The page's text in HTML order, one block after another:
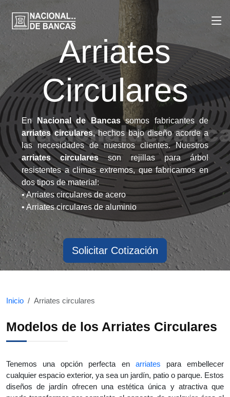
Arriates
Circulares
En Nacional de Bancassomos fabricantes de
arriates circulares, hechos bajo diseño acorde a
las necesidades de nuestros clientes. Nuestros
arriates circularesson rejillas para árbol
resistentes a climas extremos, que fabricamos en
dos tipos de material:
• Arriates circulares de acero
• Arriates circulares de aluminio
Solicitar Cotización
Inicio Arriates circulares
Modelos de los Arriates Circulares
Tenemos una opción perfecta en arriates para embellecer
cualquier espacio exterior, ya sea un jardín, patio o parque. Estos
diseños de jardín ofrecen una estética única y atractiva que